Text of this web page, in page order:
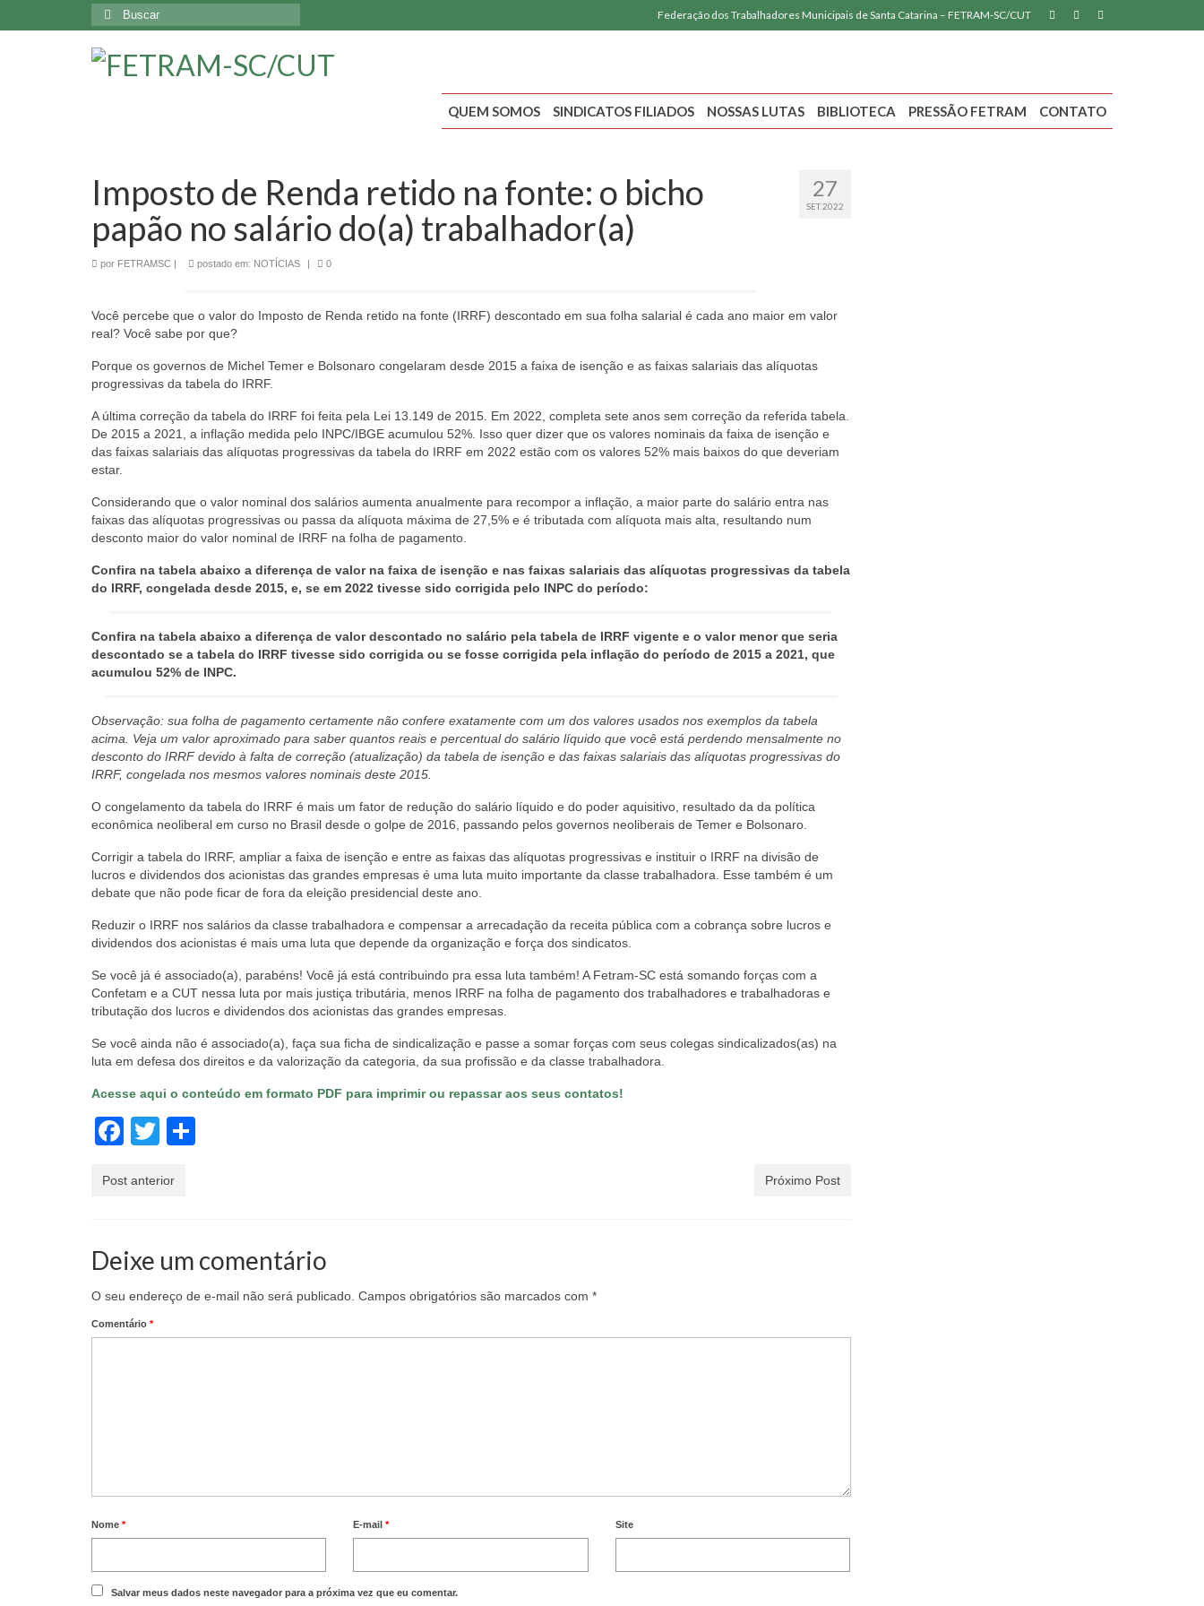
Federação dos Trabalhadores Municipais de Santa Catarina – FETRAM-SC/CUT
Buscar
por:
QUEM SOMOS SINDICATOS FILIADOS NOSSAS LUTAS BIBLIOTECA PRESSÃO FETRAM CONTATO
27
SET 2022
Imposto de Renda retido na fonte: o bicho
papão no salário do(a) trabalhador(a)
por FETRAMSC | postado em: NOTÍCIAS | 0
Você percebe que o valor do Imposto de Renda retido na fonte (IRRF) descontado em sua folha salarial é cada ano maior em valor
real? Você sabe por que?
Porque os governos de Michel Temer e Bolsonaro congelaram desde 2015 a faixa de isenção e as faixas salariais das alíquotas
progressivas da tabela do IRRF.
A última correção da tabela do IRRF foi feita pela Lei 13.149 de 2015. Em 2022, completa sete anos sem correção da referida tabela.
De 2015 a 2021, a inflação medida pelo INPC/IBGE acumulou 52%. Isso quer dizer que os valores nominais da faixa de isenção e
das faixas salariais das alíquotas progressivas da tabela do IRRF em 2022 estão com os valores 52% mais baixos do que deveriam
estar.
Considerando que o valor nominal dos salários aumenta anualmente para recompor a inflação, a maior parte do salário entra nas
faixas das alíquotas progressivas ou passa da alíquota máxima de 27,5% e é tributada com alíquota mais alta, resultando num
desconto maior do valor nominal de IRRF na folha de pagamento.
Confira na tabela abaixo a diferença de valor na faixa de isenção e nas faixas salariais das alíquotas progressivas da tabela
do IRRF, congelada desde 2015, e, se em 2022 tivesse sido corrigida pelo INPC do período:
Confira na tabela abaixo a diferença de valor descontado no salário pela tabela de IRRF vigente e o valor menor que seria
descontado se a tabela do IRRF tivesse sido corrigida ou se fosse corrigida pela inflação do período de 2015 a 2021, que
acumulou 52% de INPC.
Observação: sua folha de pagamento certamente não confere exatamente com um dos valores usados nos exemplos da tabela
acima. Veja um valor aproximado para saber quantos reais e percentual do salário líquido que você está perdendo mensalmente no
desconto do IRRF devido à falta de correção (atualização) da tabela de isenção e das faixas salariais das alíquotas progressivas do
IRRF, congelada nos mesmos valores nominais deste 2015.
O congelamento da tabela do IRRF é mais um fator de redução do salário líquido e do poder aquisitivo, resultado da da política
econômica neoliberal em curso no Brasil desde o golpe de 2016, passando pelos governos neoliberais de Temer e Bolsonaro.
Corrigir a tabela do IRRF, ampliar a faixa de isenção e entre as faixas das alíquotas progressivas e instituir o IRRF na divisão de
lucros e dividendos dos acionistas das grandes empresas é uma luta muito importante da classe trabalhadora. Esse também é um
debate que não pode ficar de fora da eleição presidencial deste ano.
Reduzir o IRRF nos salários da classe trabalhadora e compensar a arrecadação da receita pública com a cobrança sobre lucros e
dividendos dos acionistas é mais uma luta que depende da organização e força dos sindicatos.
Se você já é associado(a), parabéns! Você já está contribuindo pra essa luta também! A Fetram-SC está somando forças com a
Confetam e a CUT nessa luta por mais justiça tributária, menos IRRF na folha de pagamento dos trabalhadores e trabalhadoras e
tributação dos lucros e dividendos dos acionistas das grandes empresas.
Se você ainda não é associado(a), faça sua ficha de sindicalização e passe a somar forças com seus colegas sindicalizados(as) na
luta em defesa dos direitos e da valorização da categoria, da sua profissão e da classe trabalhadora.
Acesse aqui o conteúdo em formato PDF para imprimir ou repassar aos seus contatos!
Facebook
Twitter
Post anterior Próximo Post
Deixe um comentário
O seu endereço de e-mail não será publicado. Campos obrigatórios são marcados com *
Comentário *
Nome * E-mail* Site
Salvar meus dados neste navegador para a próxima vez que eu comentar.